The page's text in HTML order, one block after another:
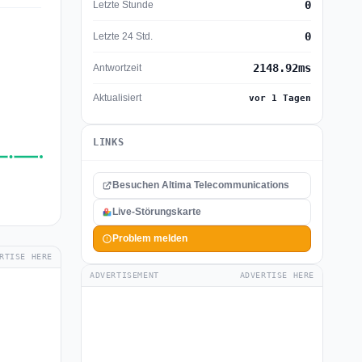
HERE
Letzte Stunde 0
Letzte 24 Std. 0
Antwortzeit 2148.92ms
Aktualisiert vor 1 Tagen
LINKS
Besuchen Altima Telecommunications
Live-Störungskarte
Problem melden
ADVERTISEMENT ADVERTISE HERE